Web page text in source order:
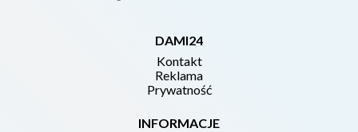
DAMI24
Kontakt
Reklama
Prywatność
INFORMACJE